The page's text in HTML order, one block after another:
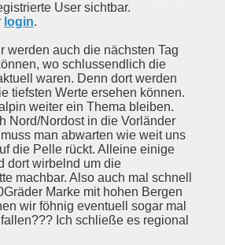
User sichtbar.
login.
werden auch die nächsten Tag
wo schlussendlich die
waren. Denn dort werden
tiefsten Werte ersehen können.
weiter ein Thema bleiben.
Nord/Nordost in die Vorländer
man abwarten wie weit uns
die Pelle rückt. Alleine einige
dort wirbelnd um die
machbar. Also auch mal schnell
Marke mit hohen Bergen
wir föhnig eventuell sogar mal
Ich schließe es regional